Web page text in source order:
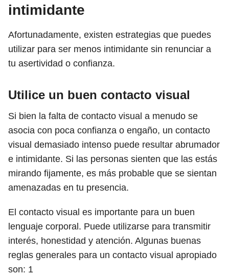
intimidante
Afortunadamente, existen estrategias que puedes
utilizar para ser menos intimidante sin renunciar a
tu asertividad o confianza.
Utilice un buen contacto visual
Si bien la falta de contacto visual a menudo se
asocia con poca confianza o engaño, un contacto
visual demasiado intenso puede resultar abrumador
e intimidante. Si las personas sienten que las estás
mirando fijamente, es más probable que se sientan
amenazadas en tu presencia.
El contacto visual es importante para un buen
lenguaje corporal. Puede utilizarse para transmitir
interés, honestidad y atención. Algunas buenas
reglas generales para un contacto visual apropiado
son: 1